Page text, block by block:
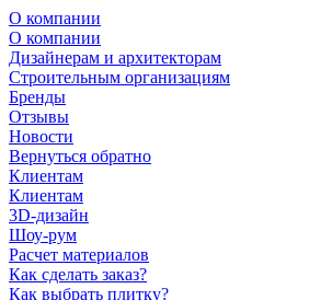
О компании
О компании
Дизайнерам и архитекторам
Строительным организациям
Бренды
Отзывы
Новости
Вернуться обратно
Клиентам
Клиентам
3D-дизайн
Шоу-рум
Расчет материалов
Как сделать заказ?
Как выбрать плитку?